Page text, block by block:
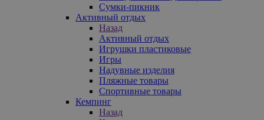
Сумки-пикник
Активный отдых
Назад
Активный отдых
Игрушки пластиковые
Игры
Надувные изделия
Пляжные товары
Спортивные товары
Кемпинг
Назад